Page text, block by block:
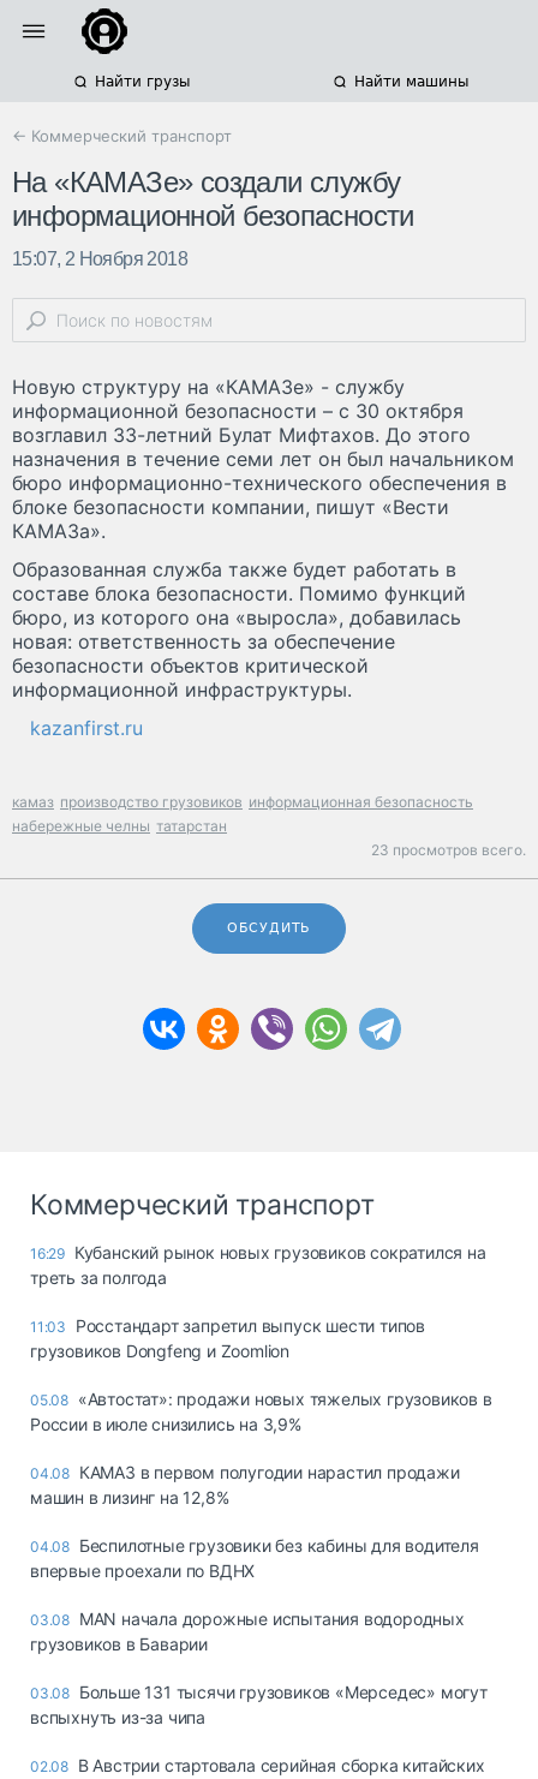
Найти грузы Найти машины
← Коммерческий транспорт
На «КАМАЗе» создали службу
информационной безопасности
15:07, 2 Ноября 2018
Новую структуру на «КАМАЗе» - службу
информационной безопасности – с 30 октября
возглавил 33-летний Булат Мифтахов. До этого
назначения в течение семи лет он был начальником
бюро информационно-технического обеспечения в
блоке безопасности компании, пишут «Вести
КАМАЗа».
Образованная служба также будет работать в
составе блока безопасности. Помимо функций
бюро, из которого она «выросла», добавилась
новая: ответственность за обеспечение
безопасности объектов критической
информационной инфраструктуры.
kazanfirst.ru
камаз производство грузовиков информационная безопасность
набережные челны татарстан
23 просмотров всего.
ОБСУДИТЬ
Коммерческий транспорт
16:29 Кубанский рынок новых грузовиков сократился на
треть за полгода
11:03
Росстандарт запретил выпуск шести типов
грузовиков Dongfeng и Zoomlion
05.08 «Автостат»: продажи новых тяжелых грузовиков в
России в июле снизились на 3,9%
04.08 КАМАЗ в первом полугодии нарастил продажи
машин в лизинг на 12,8%
04.08 Беспилотные грузовики без кабины для водителя
впервые проехали по ВДНХ
03.08 MAN начала дорожные испытания водородных
грузовиков в Баварии
03.08 Больше 131 тысячи грузовиков «Мерседес» могут
вспыхнуть из-за чипа
02.08 В Австрии стартовала серийная сборка китайских